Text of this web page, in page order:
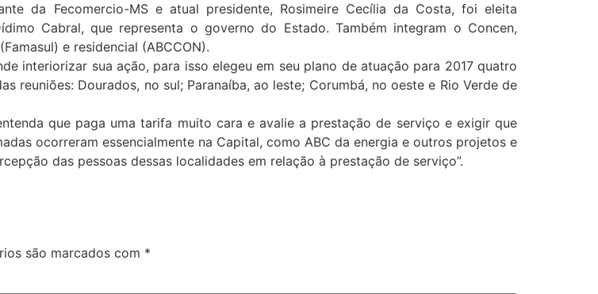
da Fecomercio-MS e atual presidente, Rosimeire Cecília da Costa, foi eleita
Cabral, que representa o governo do Estado. Também integram o Concen,
e residencial (ABCCON).
interiorizar sua ação, para isso elegeu em seu plano de atuação para 2017 quatro
reuniões: Dourados, no sul; Paranaíba, ao leste; Corumbá, no oeste e Rio Verde de
que paga uma tarifa muito cara e avalie a prestação de serviço e exigir que
ocorreram essencialmente na Capital, como ABC da energia e outros projetos e
das pessoas dessas localidades em relação à prestação de serviço”.
são marcados com *